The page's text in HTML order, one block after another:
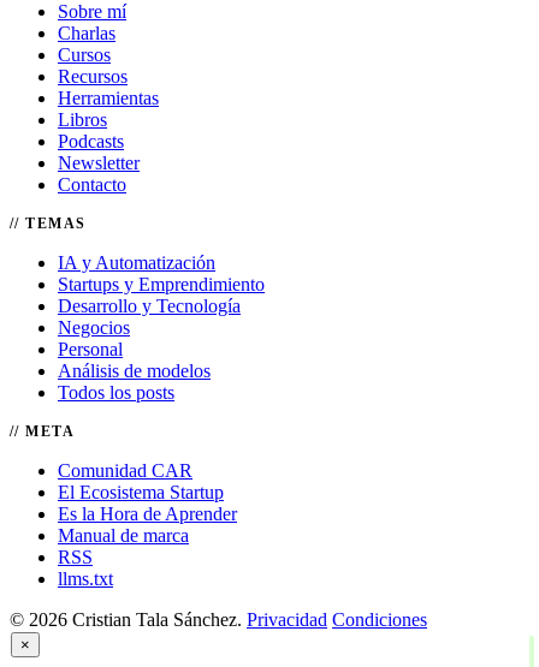
Sobre mí
Charlas
Cursos
Recursos
Herramientas
Libros
Podcasts
Newsletter
Contacto
TEMAS
IA y Automatización
Startups y Emprendimiento
Desarrollo y Tecnología
Negocios
Personal
Análisis de modelos
Todos los posts
META
Comunidad CAR
El Ecosistema Startup
Es la Hora de Aprender
Manual de marca
RSS
llms.txt
© 2026 Cristian Tala Sánchez. Privacidad Condiciones
×